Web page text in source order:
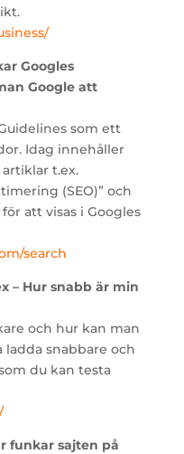
Googles
Google att
som ett
Idag innehåller
t.ex.
(SEO)” och
att visas i Googles
search
– Hur snabb är min
och hur kan man
ladda snabbare och
du kan testa
funkar sajten på